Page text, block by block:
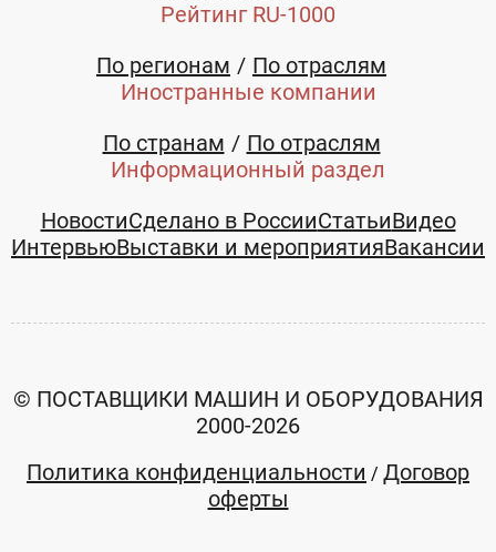
Рейтинг RU-1000
По регионам
По отраслям
Иностранные компании
По странам
По отраслям
Информационный раздел
НовостиСделано в РоссииСтатьиВидео
ИнтервьюВыставки и мероприятияВакансии
© ПОСТАВЩИКИ МАШИН И ОБОРУДОВАНИЯ
2000-2026
Политика конфиденциальности / Договор
оферты